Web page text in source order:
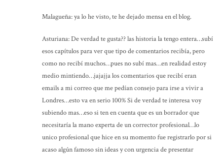
Malagueña: ya lo he visto, te he dejado mensa en el blog.
Asturiana: De verdad te gusta?? las historia la tengo entera…subí
esos capítulos para ver que tipo de comentarios recibía, pero
como no recibí muchos…pues no subí mas…en realidad estoy
medio mintiendo…jajajja los comentarios que recibí eran
emails a mi correo que me pedían consejo para irse a vivir a
Londres…esto va en serio 100% Si de verdad te interesa voy
subiendo mas…eso si ten en cuenta que es un borrador que
necesitaría la mano experta de un corrector profesional…lo
unico profesional que hice en su momento fue registrarlo por si
acaso algún famoso sin ideas y con urgencia de presentar